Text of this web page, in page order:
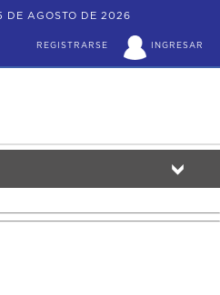
DE AGOSTO DE 2026
INGRESAR
REGISTRARSE